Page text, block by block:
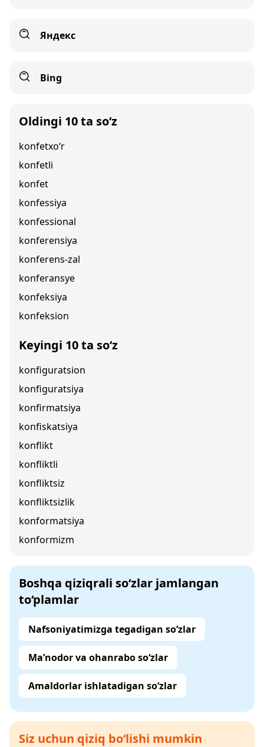
Яндекс
Bing
Oldingi 10 ta so‘z
konfetxo‘r
konfetli
konfet
konfessiya
konfessional
konferensiya
konferens-zal
konferansye
konfeksiya
konfeksion
Keyingi 10 ta so‘z
konfiguratsion
konfiguratsiya
konfirmatsiya
konfiskatsiya
konflikt
konfliktli
konfliktsiz
konfliktsizlik
konformatsiya
konformizm
Boshqa qiziqrali so‘zlar jamlangan
to‘plamlar
Nafsoniyatimizga tegadigan so‘zlar
Ma’nodor va ohanrabo so‘zlar
Amaldorlar ishlatadigan so‘zlar
Siz uchun qiziq bo‘lishi mumkin